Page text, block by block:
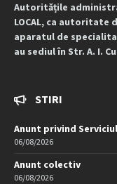
Autoritățile
LOCAL, ca autoritate
aparatul de
au sediul în Str. A. I.
STIRI
Anunt privind
06/08/2026
Anunt colectiv
06/08/2026